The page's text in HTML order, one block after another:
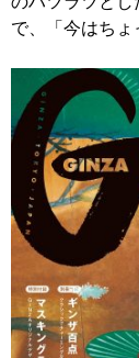
で、「今はち